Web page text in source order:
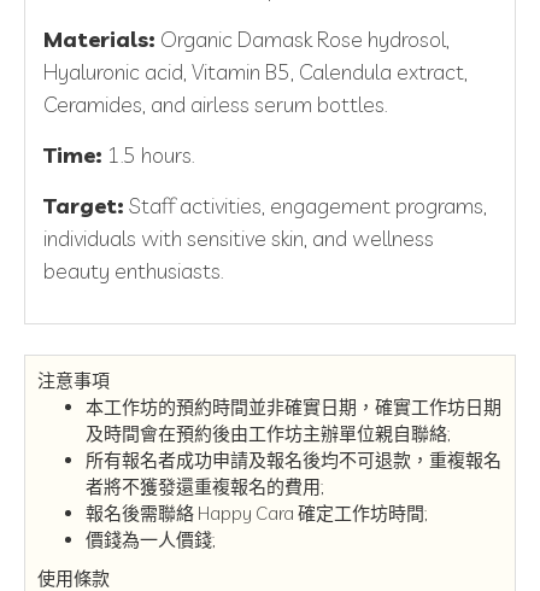
注意事項
本工作坊的預約時間並非確實日期，確實工作坊日期
及時間會在預約後由工作坊主辦單位親自聯絡;
所有報名者成功申請及報名後均不可退款，重複報名
者將不獲發還重複報名的費用;
報名後需聯絡 Happy Cara 確定工作坊時間;
價錢為一人價錢;
使用條款
Materials: Organic Damask Rose hydrosol,
Hyaluronic acid, Vitamin B5, Calendula extract,
Ceramides, and airless serum bottles.
Time: 1.5 hours.
Target: Staff activities, engagement programs,
individuals with sensitive skin, and wellness
beauty enthusiasts.